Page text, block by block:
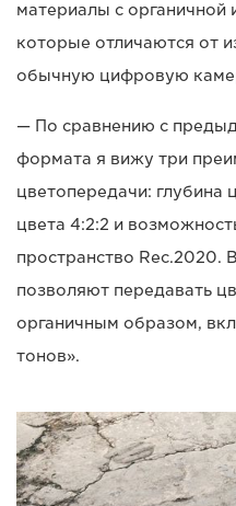
материалы с органичной
которые отличаются от
обычную цифровую
— По сравнению с
формата я вижу три
цветопередачи: глубина
цвета 4:2:2 и
пространство Rec.2020.
позволяют передавать
органичным образом,
тонов».